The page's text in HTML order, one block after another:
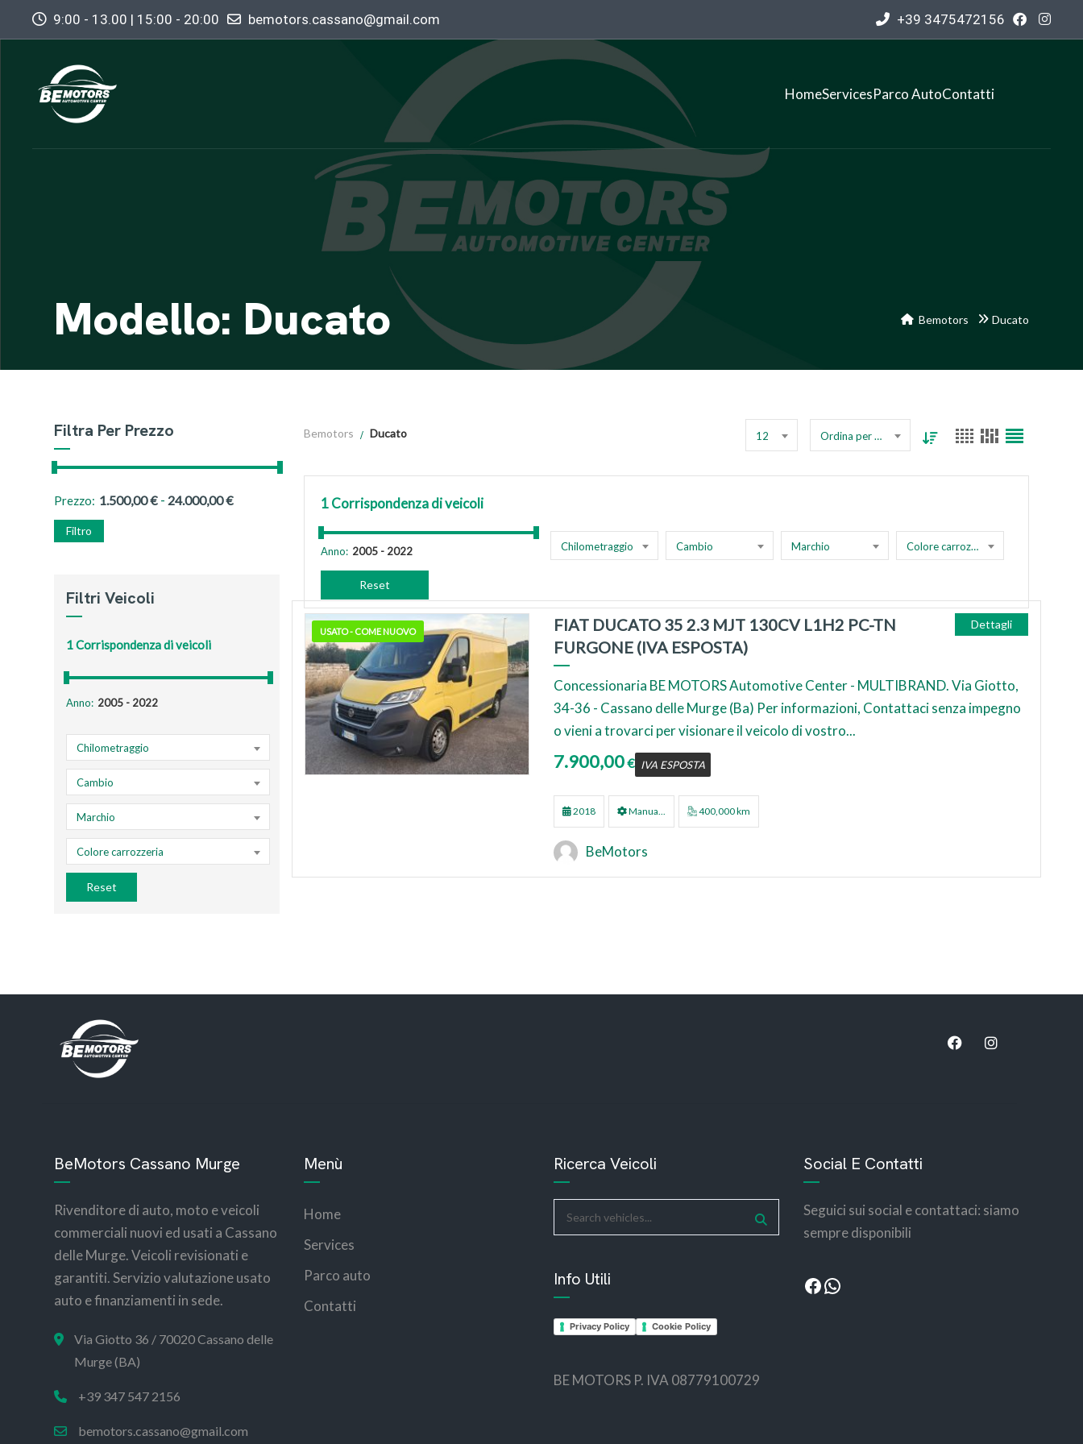
9:00 - 13.00 | 15:00 - 20:00 bemotors.cassano@gmail.com +39 3475472156
HomeServicesParco AutoContatti
Modello: Ducato Bemotors Ducato
Filtra Per Prezzo
Prezzo: 1.500,00€ - 24.000,00€
Filtro
Filtri Veicoli
1Corrispondenza di veicoli
Anno:
Chilometraggio
Cambio
Marchio
Colore carrozzeria
Reset
Bemotors Ducato 12 Ordina per prezzo
1Corrispondenza di veicoli
Anno: Chilometraggio Cambio Marchio Colore carrozzeria
Reset
USATO - COME NUOVO
FIAT DUCATO 35 2.3 MJT 130CV L1H2 PC-TN
FURGONE (IVA ESPOSTA)
Concessionaria BE MOTORS Automotive Center - MULTIBRAND. Via Giotto,
34-36 - Cassano delle Murge (Ba) Per informazioni, Contattaci senza impegno
o vieni a trovarci per visionare il veicolo di vostro...
7.900,00€ IVA ESPOSTA
Dettagli
2018 Manua... 400,000 km
BeMotors
BeMotors Cassano Murge
Rivenditore di auto, moto e veicoli
commerciali nuovi ed usati a Cassano
delle Murge. Veicoli revisionati e
garantiti. Servizio valutazione usato
auto e finanziamenti in sede.
Via Giotto 36 / 70020 Cassano delle
Murge (BA)
+39 347 547 2156
bemotors.cassano@gmail.com
Menù
Home
Services
Parco auto
Contatti
Ricerca Veicoli
Info Utili
Privacy Policy Cookie Policy
BE MOTORS P. IVA 08779100729
Social E Contatti
Seguici sui social e contattaci: siamo
sempre disponibili